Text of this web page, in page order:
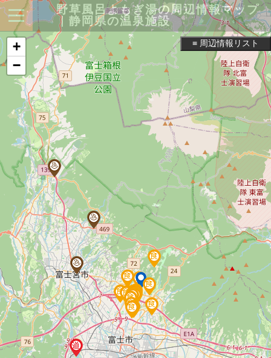
野草風呂よもぎ湯の周辺情報マップ
｜静岡県の温泉施設
≡ 周辺情報リスト
+
−